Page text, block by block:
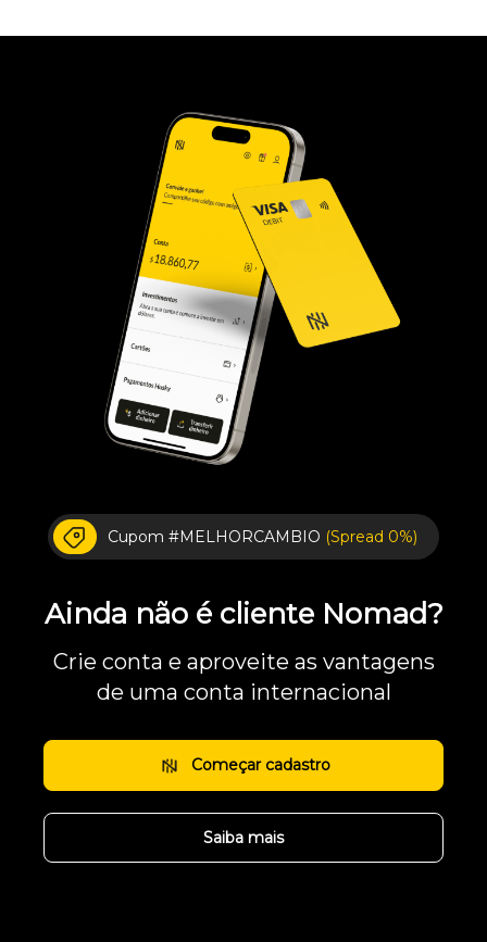
Cupom #MELHORCAMBIO (Spread 0%)
Ainda não é cliente Nomad?
Crie conta e aproveite as vantagens
de uma conta internacional
Começar cadastro
Saiba mais